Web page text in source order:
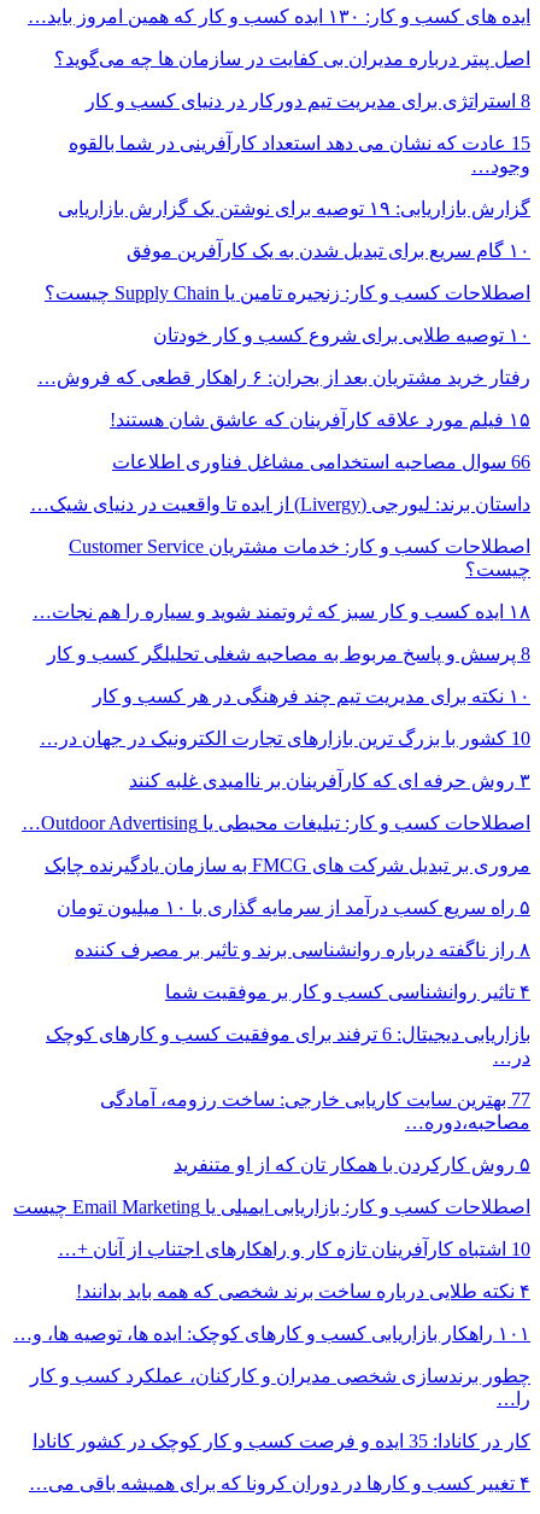
ایده های کسب و کار: ۱۳۰ ایده کسب و کار که همین امروز باید…
اصل پیتر درباره مدیران بی کفایت در سازمان ها چه می‌گوید؟
8 استراتژی برای مدیریت تیم دورکار در دنیای کسب و کار
15 عادت که نشان می دهد استعداد کارآفرینی در شما بالقوه
وجود…
گزارش بازاریابی: ۱۹ توصیه برای نوشتن یک گزارش بازاریابی
۱۰ گام سریع برای تبدیل شدن به یک کارآفرین موفق
اصطلاحات کسب و کار: زنجیره تامین یا Supply Chain چیست؟
۱۰ توصیه طلایی برای شروع کسب و کار خودتان
رفتار خرید مشتریان بعد از بحران: ۶ راهکار قطعی که فروش…
۱۵ فیلم مورد علاقه کارآفرینان که عاشق شان هستند!
66 سوال مصاحبه استخدامی مشاغل فناوری اطلاعات
داستان برند: لیورجی (Livergy) از ایده تا واقعیت در دنیای شیک…
اصطلاحات کسب و کار: خدمات مشتریان Customer Service
چیست؟
۱۸ ایده کسب و کار سبز که ثروتمند شوید و سیاره را هم نجات…
8 پرسش و پاسخ مربوط به مصاحبه شغلی تحلیلگر کسب و کار
۱۰ نکته برای مدیریت تیم چند فرهنگی در هر کسب و کار
10 کشور با بزرگ ترین بازارهای تجارت الکترونیک در جهان در…
۳ روش حرفه ای که کارآفرینان بر ناامیدی غلبه کنند
اصطلاحات کسب و کار: تبلیغات محیطی یا Outdoor Advertising…
مروری بر تبدیل شرکت های FMCG به سازمان یادگیرنده چابک
۵ راه سریع کسب درآمد از سرمایه گذاری با ۱۰ میلیون تومان
۸ راز ناگفته درباره روانشناسی برند و تاثیر بر مصرف کننده
۴ تاثیر روانشناسی کسب و کار بر موفقیت شما
بازاریابی دیجیتال: 6 ترفند برای موفقیت کسب و کارهای کوچک
در…
77 بهترین سایت کاریابی خارجی: ساخت رزومه، آمادگی
مصاحبه،دوره…
۵ روش کارکردن با همکار تان که از او متنفرید
اصطلاحات کسب و کار: بازاریابی ایمیلی یا Email Marketing چیست
10 اشتباه کارآفرینان تازه کار و راهکارهای اجتناب از آنان +…
۴ نکته طلایی درباره ساخت برند شخصی که همه باید بدانند!
۱۰۱ راهکار بازاریابی کسب و کارهای کوچک: ایده ها، توصیه ها، و…
چطور برندسازی شخصی مدیران و کارکنان، عملکرد کسب و کار
را…
کار در کانادا: 35 ایده و فرصت کسب و کار کوچک در کشور کانادا
۴ تغییر کسب و کارها در دوران کرونا که برای همیشه باقی می…